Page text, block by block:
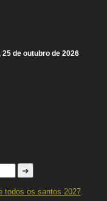
de outubro de 2026
➜
todos os santos 2027.